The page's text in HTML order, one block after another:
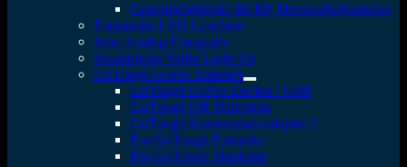
Gegenlichtblende für RF Messsucherkameras
Fotostudio LED Leuchten
Jobo Analog Fotografie
Smartphone Selfie Light Kit
GoTough GoPro Zubehör
GoTough GoPro Deckel / Griff
GoTough QR Halterung
GoTough Kamerastativadapter 2
Pro GoTough Extender
Pro GoTough Sharkbite